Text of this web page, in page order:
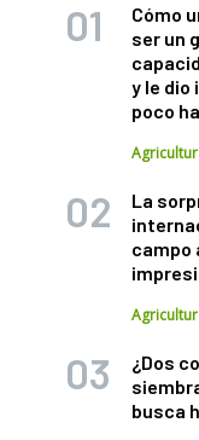
Cómo
ser un
y le dio
poco
La
campo
¿Dos
busca